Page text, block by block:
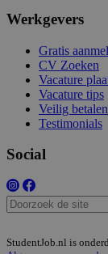
Werkgevers
Gratis
CV Zoeken
Vacature
Vacature tips
Veilig betalen
Testimonials
Social
StudentJob.nl is